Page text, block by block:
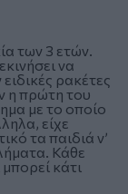
των 3 ετών.
να
ρακέτες
η πρώτη του
με το οποίο
είχε
τα παιδιά ν’
Κάθε
κάτι